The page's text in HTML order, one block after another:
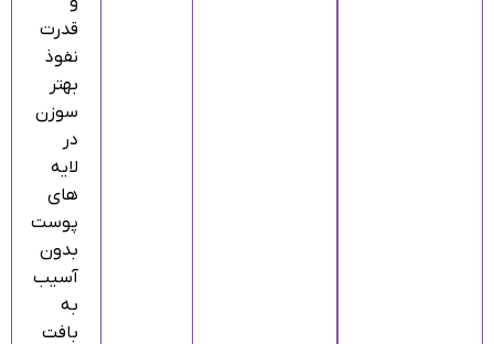
قدرت
نفوذ
بهتر
سوزن
در
لایه‌
های
پوست
بدون
آسیب
به
بافت